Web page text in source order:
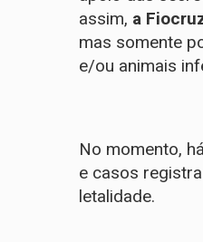
assim, a
mas somente
e/ou animais
No momento,
e casos
letalidade.